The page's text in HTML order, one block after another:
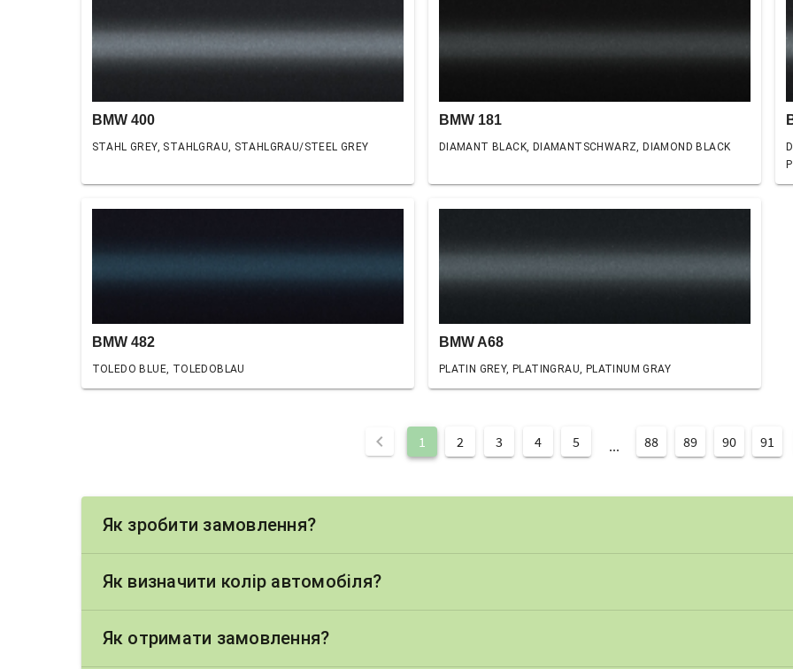
BMW 400
STAHL GREY, STAHLGRAU, STAHLGRAU/STEEL GREY
BMW 181
DIAMANT BLACK, DIAMANTSCHWARZ, DIAMOND BLACK
BMW 482
TOLEDO BLUE, TOLEDOBLAU
BMW A68
PLATIN GREY, PLATINGRAU, PLATINUM GRAY
chevron_left 1 2 3 4 5 ... 88 89 90 91
Як зробити замовлення?
Як визначити колір автомобіля?
Як отримати замовлення?